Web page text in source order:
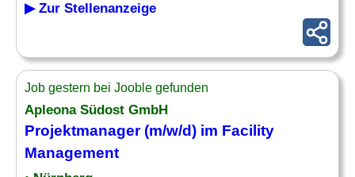
▶ Zur Stellenanzeige
Job gestern bei Jooble gefunden
Apleona Südost GmbH
Projektmanager (m/w/d) im Facility
Management